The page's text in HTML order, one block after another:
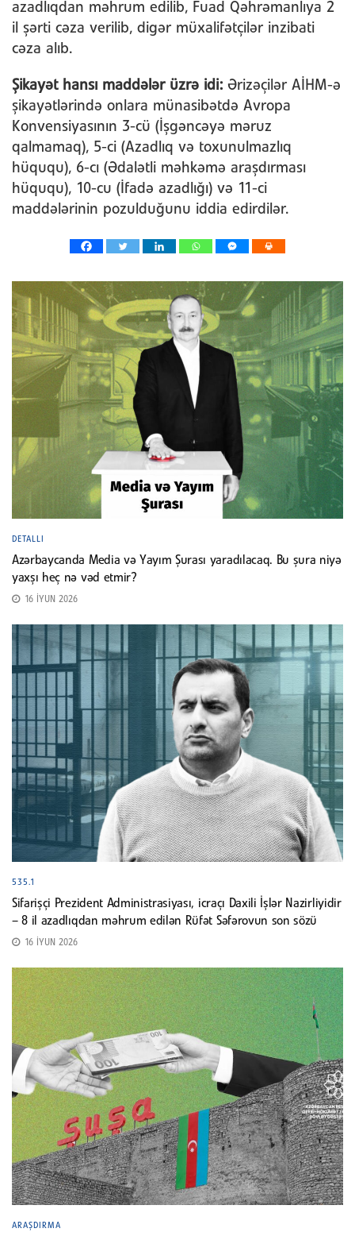
azadlıqdan məhrum edilib, Fuad Qəhrəmanlıya 2
il şərti cəza verilib, digər müxalifətçilər inzibati
cəza alıb.
Şikayət hansı maddələr üzrə idi: Ərizəçilər AİHM-ə
şikayətlərində onlara münasibətdə Avropa
Konvensiyasının 3-cü (İşgəncəyə məruz
qalmamaq), 5-ci (Azadlıq və toxunulmazlıq
hüququ), 6-cı (Ədalətli məhkəmə araşdırması
hüququ), 10-cu (İfadə azadlığı) və 11-ci
maddələrinin pozulduğunu iddia edirdilər.
DETALLI
Azərbaycanda Media və Yayım Şurası yaradılacaq. Bu şura niyə
yaxşı heç nə vəd etmir?
16 İYUN 2026
535.1
Sifarişçi Prezident Administrasiyası, icraçı Daxili İşlər Nazirliyidir
– 8 il azadlıqdan məhrum edilən Rüfət Səfərovun son sözü
16 İYUN 2026
ARAŞDIRMA